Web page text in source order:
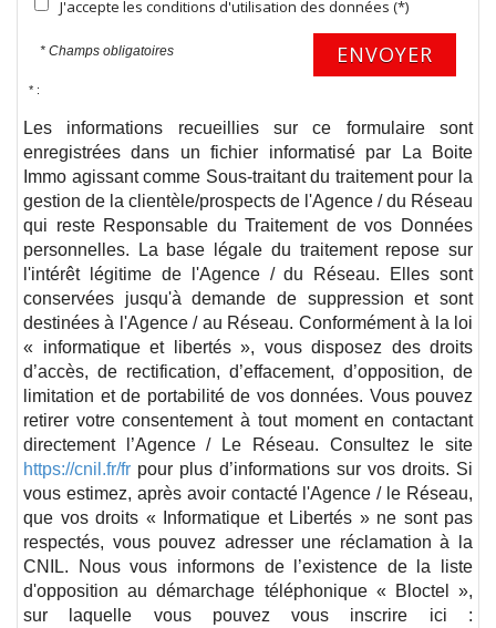
J'accepte les conditions d'utilisation des données (*)
* Champs obligatoires ENVOYER
* :
Les informations recueillies sur ce formulaire sont
enregistrées dans un fichier informatisé par La Boite
Immo agissant comme Sous-traitant du traitement pour la
gestion de la clientèle/prospects de l'Agence / du Réseau
qui reste Responsable du Traitement de vos Données
personnelles. La base légale du traitement repose sur
l'intérêt légitime de l'Agence / du Réseau. Elles sont
conservées jusqu'à demande de suppression et sont
destinées à l'Agence / au Réseau. Conformément à la loi
« informatique et libertés », vous disposez des droits
d’accès, de rectification, d’effacement, d’opposition, de
limitation et de portabilité de vos données. Vous pouvez
retirer votre consentement à tout moment en contactant
directement l’Agence / Le Réseau. Consultez le site
https://cnil.fr/fr pour plus d’informations sur vos droits. Si
vous estimez, après avoir contacté l'Agence / le Réseau,
que vos droits « Informatique et Libertés » ne sont pas
respectés, vous pouvez adresser une réclamation à la
CNIL. Nous vous informons de l’existence de la liste
d'opposition au démarchage téléphonique « Bloctel »,
sur laquelle vous pouvez vous inscrire ici :